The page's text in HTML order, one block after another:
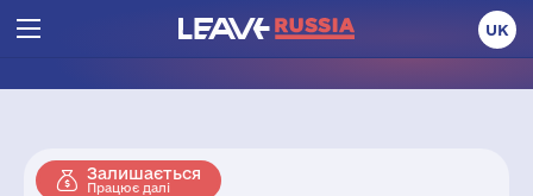
UK
Залишається
Працює далі